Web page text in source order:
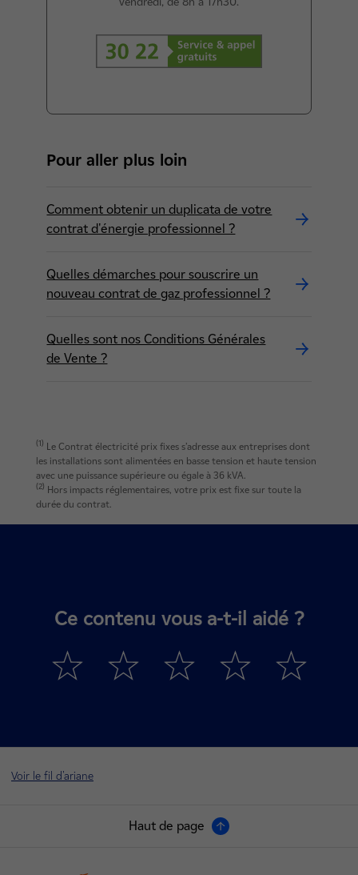
3022 (service et appel gratuits)
Pour aller plus loin
Comment obtenir un duplicata de votre
contrat d'énergie professionnel ?
Quelles démarches pour souscrire un
nouveau contrat de gaz professionnel ?
Quelles sont nos Conditions Générales
de Vente ?
(1) Le Contrat électricité prix fixes s’adresse aux entreprises dont
les installations sont alimentées en basse tension et haute tension
avec une puissance supérieure ou égale à 36 kVA.
(2) Hors impacts réglementaires, votre prix est fixe sur toute la
durée du contrat.
Ce contenu vous a-t-il aidé ?
Voir le fil d'ariane
Haut de page